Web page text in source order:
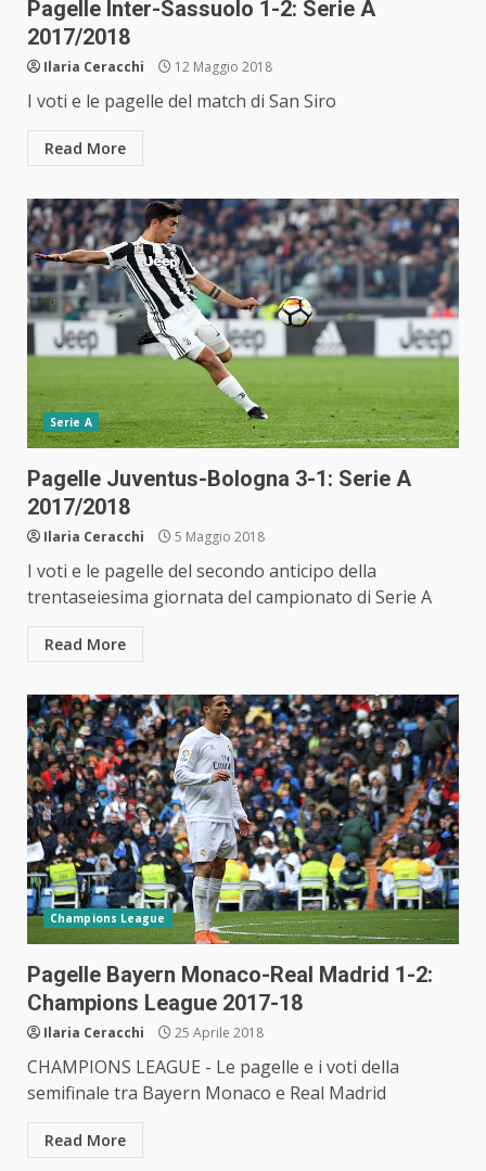
Pagelle Inter-Sassuolo 1-2: Serie A
2017/2018
Ilaria Ceracchi 12 Maggio 2018
I voti e le pagelle del match di San Siro
Read More
Serie A
Pagelle Juventus-Bologna 3-1: Serie A
2017/2018
Ilaria Ceracchi 5 Maggio 2018
I voti e le pagelle del secondo anticipo della
trentaseiesima giornata del campionato di Serie A
Read More
Champions League
Pagelle Bayern Monaco-Real Madrid 1-2:
Champions League 2017-18
Ilaria Ceracchi 25 Aprile 2018
CHAMPIONS LEAGUE - Le pagelle e i voti della
semifinale tra Bayern Monaco e Real Madrid
Read More